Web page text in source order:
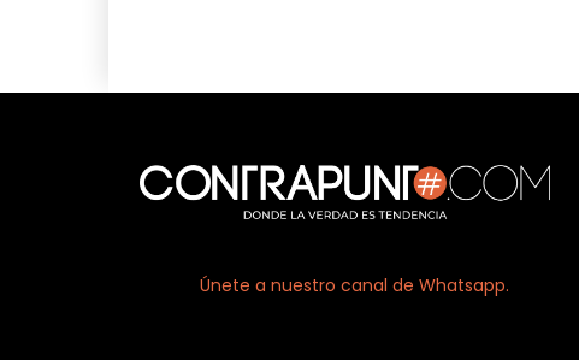
Únete a nuestro canal de Whatsapp.